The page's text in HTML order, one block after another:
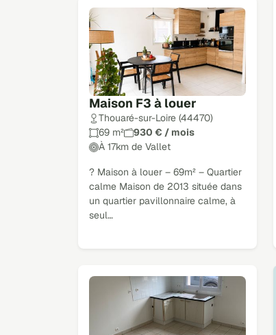
Maison F3 à louer
Thouaré-sur-Loire (44470)
69 m²
930 € / mois
À 17km de Vallet
? Maison à louer – 69m² – Quartier
calme Maison de 2013 située dans
un quartier pavillonnaire calme, à
seul…